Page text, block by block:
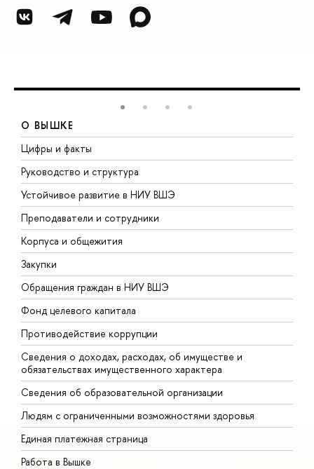
О ВЫШКЕ
Цифры и факты
Руководство и структура
Устойчивое развитие в НИУ ВШЭ
Преподаватели и сотрудники
Корпуса и общежития
Закупки
Обращения граждан в НИУ ВШЭ
Фонд целевого капитала
Противодействие коррупции
Сведения о доходах, расходах, об имуществе и
обязательствах имущественного характера
Сведения об образовательной организации
Людям с ограниченными возможностями здоровья
Единая платежная страница
Работа в Вышке